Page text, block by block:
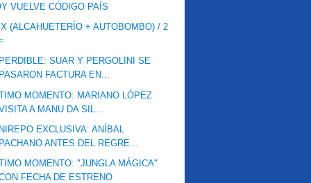
VUELVE CÓDIGO PAÍS
(ALCAHUETERÍO + AUTOBOMBO) / 2
SUAR Y PERGOLINI SE
FACTURA EN...
MOMENTO: MARIANO LÓPEZ
A MANU DA SIL...
EXCLUSIVA: ANÍBAL
ANTES DEL REGRE...
MOMENTO: "JUNGLA MÁGICA"
FECHA DE ESTRENO